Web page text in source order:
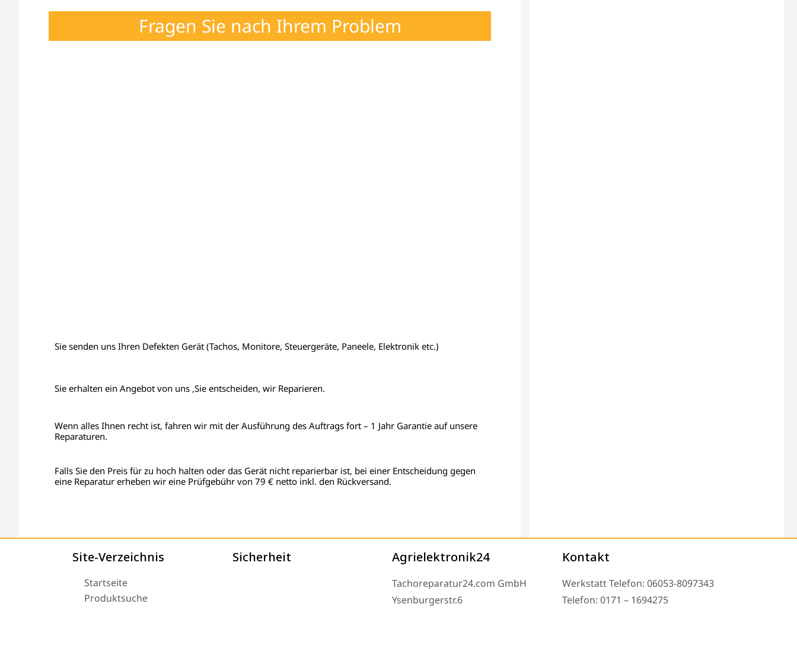
Fragen Sie nach Ihrem Problem
Sie senden uns Ihren Defekten Gerät (Tachos, Monitore, Steuergeräte, Paneele, Elektronik etc.)
Sie erhalten ein Angebot von uns ,Sie entscheiden, wir Reparieren.
Wenn alles Ihnen recht ist, fahren wir mit der Ausführung des Auftrags fort – 1 Jahr Garantie auf unsere
Reparaturen.
Falls Sie den Preis für zu hoch halten oder das Gerät nicht reparierbar ist, bei einer Entscheidung gegen
eine Reparatur erheben wir eine Prüfgebühr von 79 € netto inkl. den Rückversand.
Site-Verzeichnis
Startseite
Produktsuche
Sicherheit Agrielektronik24
Tachoreparatur24.com GmbH
Ysenburgerstr.6
Kontakt
Werkstatt Telefon: 06053-8097343
Telefon: 0171 – 1694275